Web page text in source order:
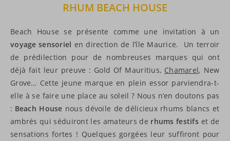
RHUM BEACH HOUSE
Beach House se présente comme une invitation à un
voyage sensoriel en direction de l’île Maurice. Un terroir
de prédilection pour de nombreuses marques qui ont
déjà fait leur preuve : Gold Of Mauritius, Chamarel, New
Grove… Cette jeune marque en plein essor parviendra-t-
elle à se faire une place au soleil ? Nous n’en doutons pas
: Beach House nous dévoile de délicieux rhums blancs et
ambrés qui séduiront les amateurs de rhums festifs et de
sensations fortes ! Quelques gorgées leur suffiront pour